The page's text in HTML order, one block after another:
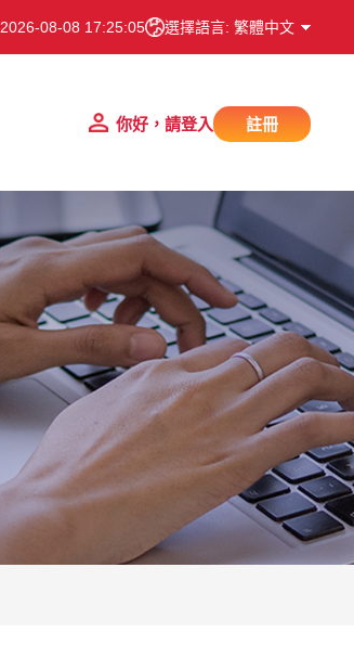
2026-08-08 17:25:06 選擇語言: 繁體中文
你好，請登入 註冊